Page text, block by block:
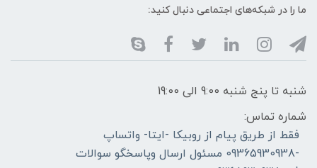
ما را در شبکه‌های اجتماعی دنبال کنید:
شنبه تا پنج شنبه 9:00 الی 19:00
شماره تماس:
فقط از طریق پیام از روبیکا -ایتا- واتساپ
-09365930938 مسئول ارسال وپاسخگو سوالات